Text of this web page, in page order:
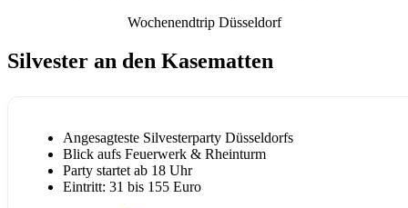
Wochenendtrip Düsseldorf
Silvester an den Kasematten
Angesagteste Silvesterparty Düsseldorfs
Blick aufs Feuerwerk & Rheinturm
Party startet ab 18 Uhr
Eintritt: 31 bis 155 Euro